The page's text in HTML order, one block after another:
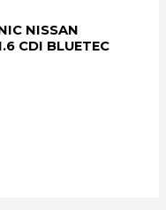
NISSAN
CDI BLUETEC